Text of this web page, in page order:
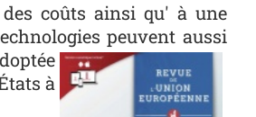
coûts ainsi qu' à une
peuvent aussi
Photo
à